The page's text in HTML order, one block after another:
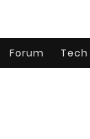
Forum Tech